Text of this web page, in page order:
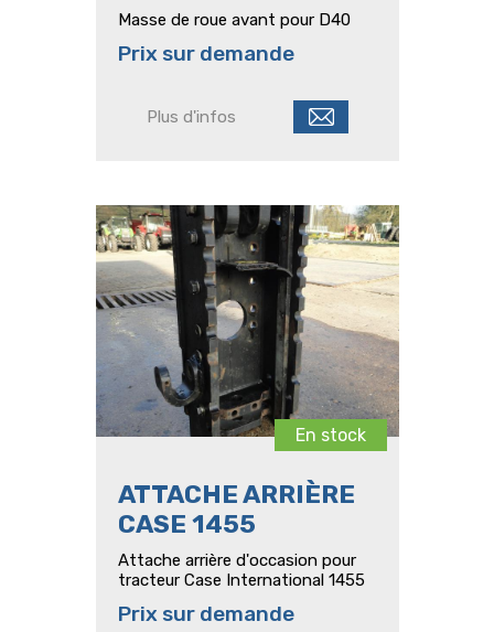
Masse de roue avant pour D40
Prix sur demande
Plus d'infos
En stock
ATTACHE ARRIÈRE
CASE 1455
Attache arrière d'occasion pour
tracteur Case International 1455
Prix sur demande